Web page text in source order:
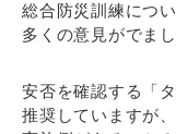
総合防災訓練につ
多くの意見がでまし
安否を確認する「
推奨していますが